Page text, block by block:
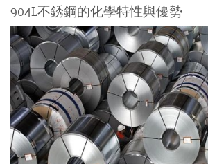
904L不銹鋼的化學特性與優勢